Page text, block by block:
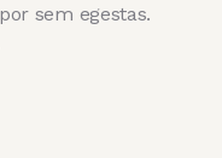
sem egestas.